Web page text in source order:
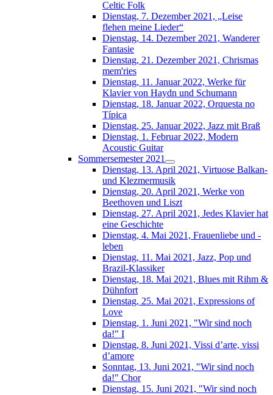
Celtic Folk
Dienstag, 7. Dezember 2021, „Leise
flehen meine Lieder“
Dienstag, 14. Dezember 2021, Wanderer
Fantasie
Dienstag, 21. Dezember 2021, Chrismas
mem'ries
Dienstag, 11. Januar 2022, Werke für
Klavier von Haydn und Schumann
Dienstag, 18. Januar 2022, Orquesta no
Típica
Dienstag, 25. Januar 2022, Jazz mit Braß
Dienstag, 1. Februar 2022, Modern
Acoustic Guitar
Sommersemester 2021
Dienstag, 13. April 2021, Virtuose Balkan-
und Klezmermusik
Dienstag, 20. April 2021, Werke von
Beethoven und Liszt
Dienstag, 27. April 2021, Jedes Klavier hat
eine Geschichte
Dienstag, 4. Mai 2021, Frauenliebe und -
leben
Dienstag, 11. Mai 2021, Jazz, Pop und
Brazil-Klassiker
Dienstag, 18. Mai 2021, Blues mit Rihm &
Dühnfort
Dienstag, 25. Mai 2021, Expressions of
Love
Dienstag, 1. Juni 2021, "Wir sind noch
da!" I
Dienstag, 8. Juni 2021, Vissi d’arte, vissi
d’amore
Sonntag, 13. Juni 2021, "Wir sind noch
da!" Chor
Dienstag, 15. Juni 2021, "Wir sind noch